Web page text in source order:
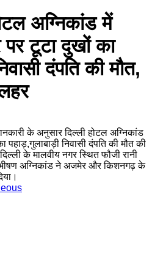
अग्निकांड में
टूटा दुखों का
दंपति की मौत,
के अनुसार दिल्ली होटल अग्निकांड
निवासी दंपति की मौत की
के मालवीय नगर स्थित फौजी रानी
भीषण अग्निकांड ने अजमेर और किशनगढ़ के